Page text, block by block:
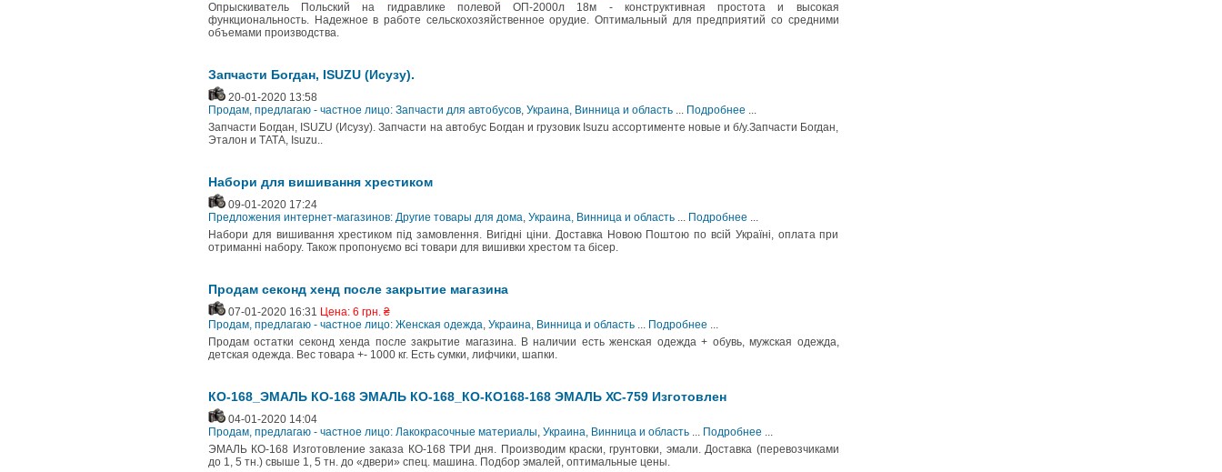
Опрыскиватель Польский на гидравлике полевой ОП-2000л 18м - конструктивная простота и высокая
функциональность. Надежное в работе сельскохозяйственное орудие. Оптимальный для предприятий со средними
объемами производства.
Запчасти Богдан, ISUZU (Исузу).
20-01-2020 13:58
Продам, предлагаю - частное лицо: Запчасти для автобусов, Украина, Винница и область ... Подробнее ...
Запчасти Богдан, ISUZU (Исузу). Запчасти на автобус Богдан и грузовик Isuzu ассортименте новые и б/у.Запчасти Богдан,
Эталон и ТАТА, Isuzu..
Набори для вишивання хрестиком
09-01-2020 17:24
Предложения интернет-магазинов: Другие товары для дома, Украина, Винница и область ... Подробнее ...
Набори для вишивання хрестиком під замовлення. Вигідні ціни. Доставка Новою Поштою по всій Україні, оплата при
отриманні набору. Також пропонуємо всі товари для вишивки хрестом та бісер.
Продам секонд хенд после закрытие магазина
07-01-2020 16:31 Цена: 6 грн. ₴
Продам, предлагаю - частное лицо: Женская одежда, Украина, Винница и область ... Подробнее ...
Продам остатки секонд хенда после закрытие магазина. В наличии есть женская одежда + обувь, мужская одежда,
детская одежда. Вес товара +- 1000 кг. Есть сумки, лифчики, шапки.
КО-168_ЭМАЛЬ КО-168 ЭМАЛЬ КО-168_КО-КО168-168 ЭМАЛЬ ХС-759 Изготовлен
04-01-2020 14:04
Продам, предлагаю - частное лицо: Лакокрасочные материалы, Украина, Винница и область ... Подробнее ...
ЭМАЛЬ КО-168 Изготовление заказа КО-168 ТРИ дня. Производим краски, грунтовки, эмали. Доставка (перевозчиками
до 1, 5 тн.) свыше 1, 5 тн. до «двери» спец. машина. Подбор эмалей, оптимальные цены.